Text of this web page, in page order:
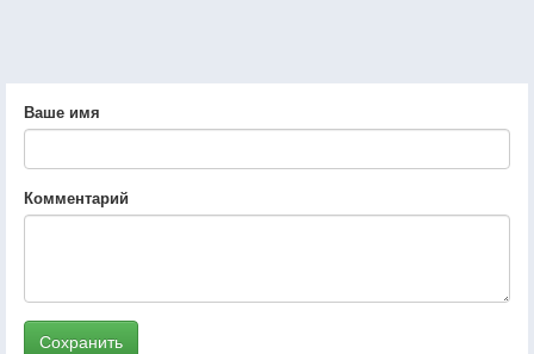
Ваше имя
Комментарий
Сохранить